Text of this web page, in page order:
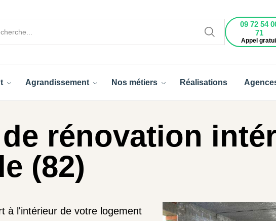
09 72 54
71
Appel
Agrandissement Nos métiers Réalisations
rénovation
(82)
à l'intérieur de votre logement